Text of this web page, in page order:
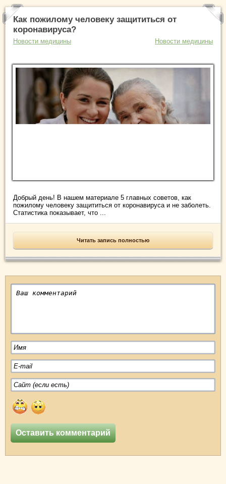
Как пожилому человеку защититься от
коронавируса?
Новости медицины Новости медицины
Добрый день! В нашем материале 5 главных советов, как
пожилому человеку защититься от коронавируса и не заболеть.
Статистика показывает, что ...
Читать запись полностью